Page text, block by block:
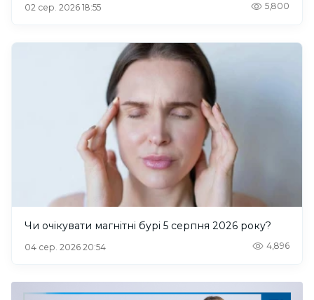
02 сер. 2026 18:55 5,800
Чи очікувати магнітні бурі 5 серпня 2026 року?
04 сер. 2026 20:54 4,896